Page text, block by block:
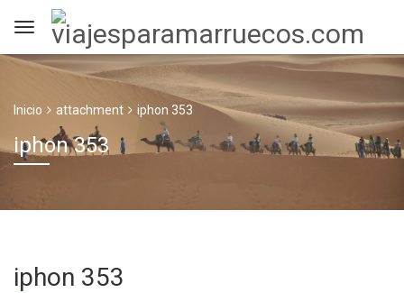
Inicio attachment iphon 353
iphon 353
iphon 353